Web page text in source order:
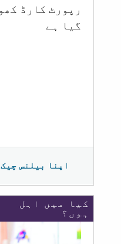
رپورٹ کارڈ
گيا ہے
اپنا بیلنس
کیا میں اہل
ہوں؟